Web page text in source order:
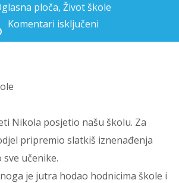
ploča, Život škole
Komentari isključeni
Nikola posjetio našu školu. Za
pripremio slatkiš iznenađenja
učenike.
je jutra hodao hodnicima škole i